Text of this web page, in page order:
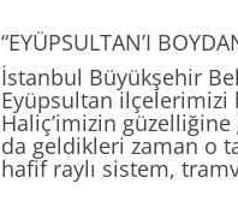
“EYÜPSULTAN’I
İstanbul Büyükşehir
Eyüpsultan ilçelerimizi
Haliç’imizin
da geldikleri zaman o
hafif raylı sistem,